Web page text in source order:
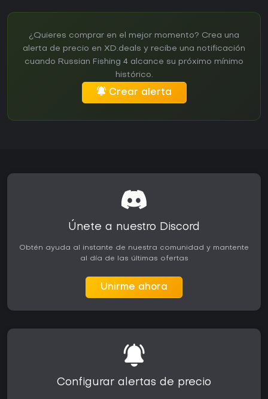
¿Quieres comprar en el mejor momento? Crea una
alerta de precio en XD.deals y recibe una notificación
cuando Russian Fishing 4 alcance su próximo mínimo
histórico.
Crear alerta
Únete a nuestro Discord
Obtén ayuda al instante de nuestra comunidad y mantente
al día de las últimas ofertas
Unirme ahora
Configurar alertas de precio